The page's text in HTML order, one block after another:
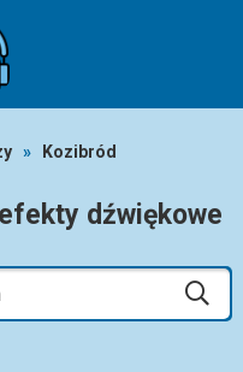
» Kozibród
dźwiękowe